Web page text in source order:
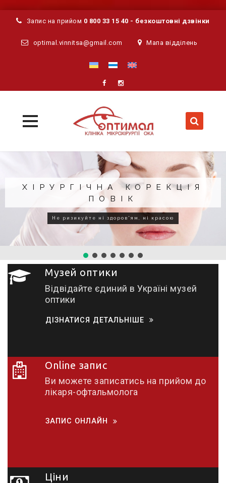
Запис на прийом 0 800 33 15 40 - безкоштовні дзвінки
optimal.vinnitsa@gmail.com Мапа відділень
ХІРУРГІЧНЕ ЛІКУВАННЯ
ГЛАУКОМИ
Місяць супроводу після операції
Музей оптики
Відвідайте єдиний в Україні музей
оптики
ДІЗНАТИСЯ ДЕТАЛЬНІШЕ
Online запис
Ви можете записатись на прийом до
лікаря-офтальмолога
ЗАПИС ОНЛАЙН
Ціни